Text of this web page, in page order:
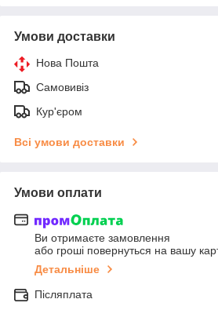
Умови доставки
Нова Пошта
Самовивіз
Кур'єром
Всі умови доставки
Умови оплати
Ви отримаєте замовлення
або гроші повернуться на вашу
Детальніше
Післяплата